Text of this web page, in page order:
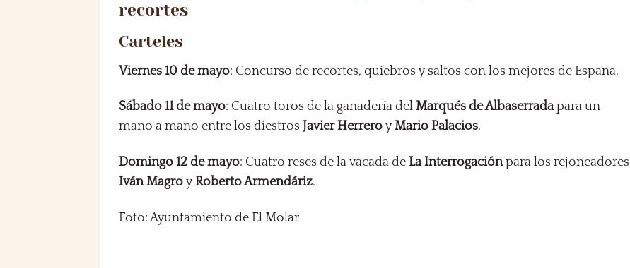
recortes
Carteles
Viernes 10 de mayo: Concurso de recortes, quiebros y saltos con los mejores de España.
Sábado 11 de mayo: Cuatro toros de la ganadería delMarqués de Albaserradapara un
mano a mano entre los diestros Javier Herrero yMario Palacios.
Domingo 12 de mayo: Cuatro reses de la vacada deLa Interrogaciónpara los rejoneadores
Iván Magro yRoberto Armendáriz.
Foto: Ayuntamiento de El Molar